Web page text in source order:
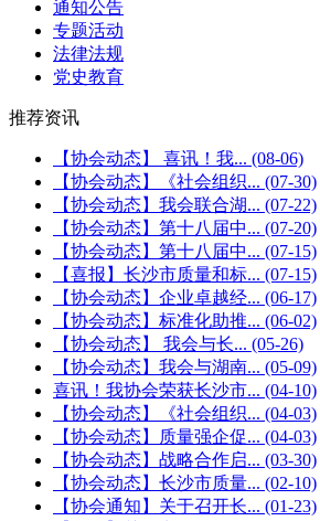
通知公告
专题活动
法律法规
党史教育
推荐资讯
【协会动态】 喜讯！我... (08-06)
【协会动态】《社会组织... (07-30)
【协会动态】我会联合湖... (07-22)
【协会动态】第十八届中... (07-20)
【协会动态】第十八届中... (07-15)
【喜报】长沙市质量和标... (07-15)
【协会动态】企业卓越经... (06-17)
【协会动态】标准化助推... (06-02)
【协会动态】 我会与长... (05-26)
【协会动态】我会与湖南... (05-09)
喜讯！我协会荣获长沙市... (04-10)
【协会动态】《社会组织... (04-03)
【协会动态】质量强企促... (04-03)
【协会动态】战略合作启... (03-30)
【协会动态】长沙市质量... (02-10)
【协会通知】关于召开长... (01-23)